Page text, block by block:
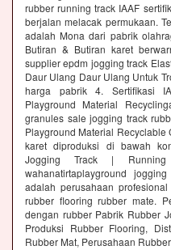
rubber running track IAAF
berjalan melacak permukaan.
adalah Mona dari pabrik
Butiran & Butiran karet
supplier epdm jogging track
Daur Ulang Daur Ulang Untuk
harga pabrik 4. Sertifikasi
Playground Material
granules sale jogging track
Playground Material Recyclable
karet diproduksi di bawah
Jogging Track | Running
wahanatirtaplayground
adalah perusahaan
rubber flooring rubber mate.
dengan rubber Pabrik Rubber
Produksi Rubber Flooring,
Rubber Mat, Perusahaan